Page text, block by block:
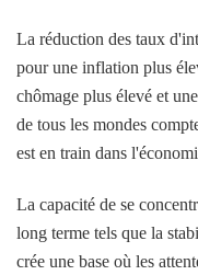
La réduction des taux
pour une inflation plus
chômage plus élevé et
de tous les mondes
est en train dans
La capacité de se
long terme tels que la
crée une base où les